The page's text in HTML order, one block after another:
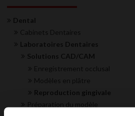
Dental
Cabinets Dentaires
Laboratoires Dentaires
Solutions CAD/CAM
Enregistrement occlusal
Modèles en plâtre
Reproduction gingivale
Préparation du modèle